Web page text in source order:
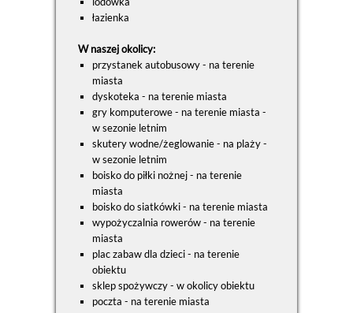
łazienka
W naszej okolicy:
przystanek autobusowy - na terenie
miasta
dyskoteka - na terenie miasta
gry komputerowe - na terenie miasta -
w sezonie letnim
skutery wodne/żeglowanie - na plaży -
w sezonie letnim
boisko do piłki nożnej - na terenie
miasta
boisko do siatkówki - na terenie miasta
wypożyczalnia rowerów - na terenie
miasta
plac zabaw dla dzieci - na terenie
obiektu
sklep spożywczy - w okolicy obiektu
poczta - na terenie miasta